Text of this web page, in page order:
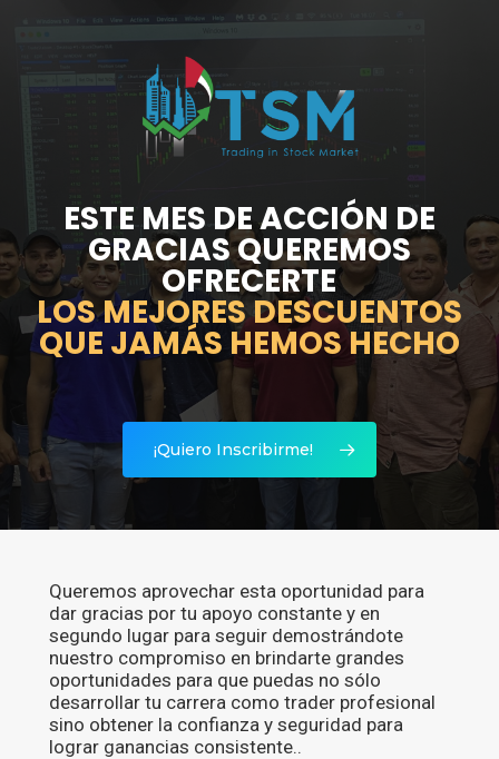
ESTE MES DE ACCIÓN DE
GRACIAS QUEREMOS
OFRECERTE
LOS MEJORES DESCUENTOS
QUE JAMÁS HEMOS HECHO
¡Quiero Inscribirme!
Queremos aprovechar esta oportunidad para
dar gracias por tu apoyo constante y en
segundo lugar para seguir demostrándote
nuestro compromiso en brindarte grandes
oportunidades para que puedas no sólo
desarrollar tu carrera como trader profesional
sino obtener la confianza y seguridad para
lograr ganancias consistente..